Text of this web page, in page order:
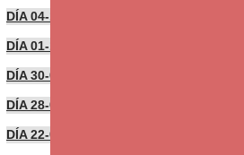
DÍA 04-10-2021
DÍA 01-10-2021
DÍA 30-09-2021
DÍA 28-09-2021
DÍA 22-09-2021